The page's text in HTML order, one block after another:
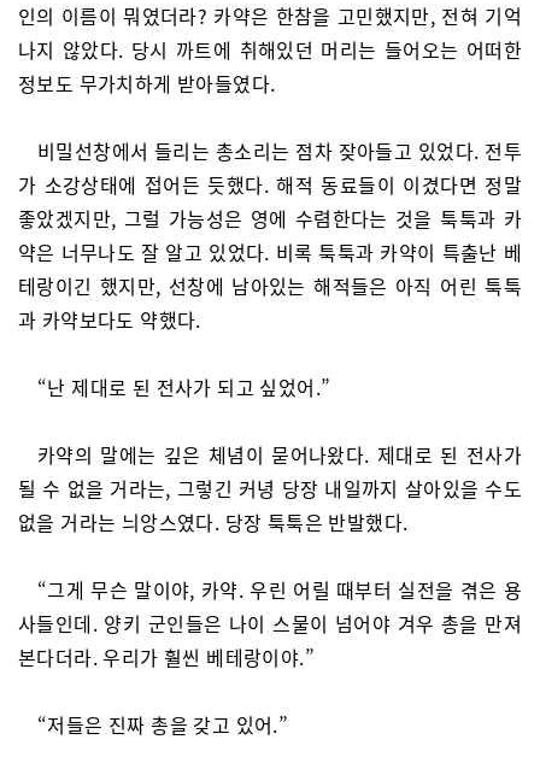
인의 이름이 뭐였더라? 카약은 한참을 고민했지만, 전혀 기억
나지 않았다. 당시 까트에 취해있던 머리는 들어오는 어떠한
정보도 무가치하게 받아들였다.
비밀선창에서 들리는 총소리는 점차 잦아들고 있었다. 전투
가 소강상태에 접어든 듯했다. 해적 동료들이 이겼다면 정말
좋았겠지만, 그럴 가능성은 영에 수렴한다는 것을 툭툭과 카
약은 너무나도 잘 알고 있었다. 비록 툭툭과 카약이 특출난 베
테랑이긴 했지만, 선창에 남아있는 해적들은 아직 어린 툭툭
과 카약보다도 약했다.
“난 제대로 된 전사가 되고 싶었어.”
카약의 말에는 깊은 체념이 묻어나왔다. 제대로 된 전사가
될 수 없을 거라는, 그렇긴 커녕 당장 내일까지 살아있을 수도
없을 거라는 늬앙스였다. 당장 툭툭은 반발했다.
“그게 무슨 말이야, 카약. 우린 어릴 때부터 실전을 겪은 용
사들인데. 양키 군인들은 나이 스물이 넘어야 겨우 총을 만져
본다더라. 우리가 훨씬 베테랑이야.”
“저들은 진짜 총을 갖고 있어.”